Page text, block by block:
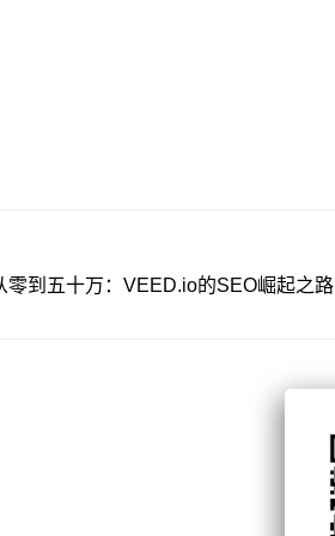
零到五十万：VEED.io的SEO崛起之路